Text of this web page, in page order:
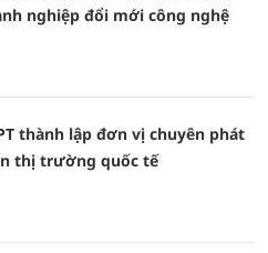
nghiệp đổi mới công nghệ
thành lập đơn vị chuyên phát
thị trường quốc tế